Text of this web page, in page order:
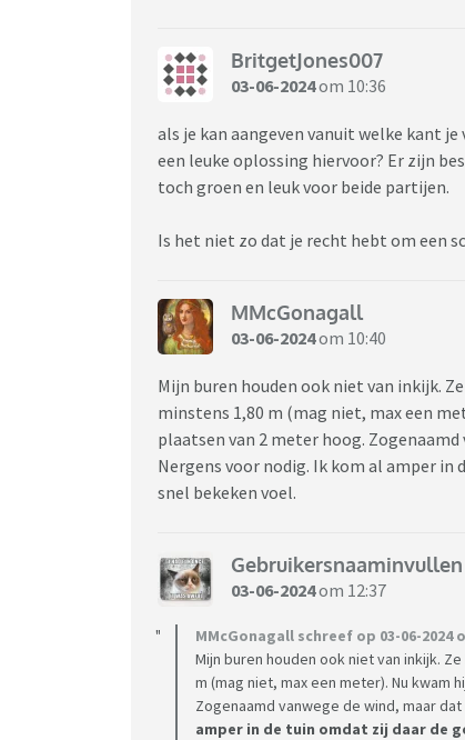
BritgetJones007
03-06-2024om 10:36
als je kan aangeven vanuit welke kant
een leuke oplossing hiervoor? Er zijn
toch groen en leuk voor beide partijen.
Is het niet zo dat je recht hebt om een
MMcGonagall
03-06-2024om 10:40
Mijn buren houden ook niet van inkijk.
minstens 1,80 m (mag niet, max een
plaatsen van 2 meter hoog.
Nergens voor nodig. Ik kom al amper in
snel bekeken voel.
Gebruikersnaaminvullen
03-06-2024om 12:37
MMcGonagall schreef op 03-06-2024
Mijn buren houden ook niet van inkijk.
m (mag niet, max een meter). Nu kwam
Zogenaamd vanwege de wind, maar
amper in de tuin omdat zij daar de